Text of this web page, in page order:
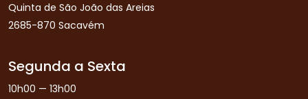
Quinta de São João das Areias
2685-870 Sacavém
Segunda a Sexta
10h00 — 13h00